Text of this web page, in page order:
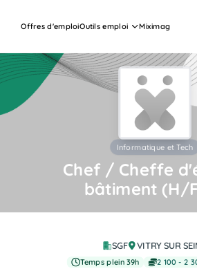
Offres d'emploiOutils emploi Miximag
Informatique et Tech
Chef / Cheffe
bâtiment (H/
SGF VITRY SUR
Temps plein 39h 2 100 - 2
Job